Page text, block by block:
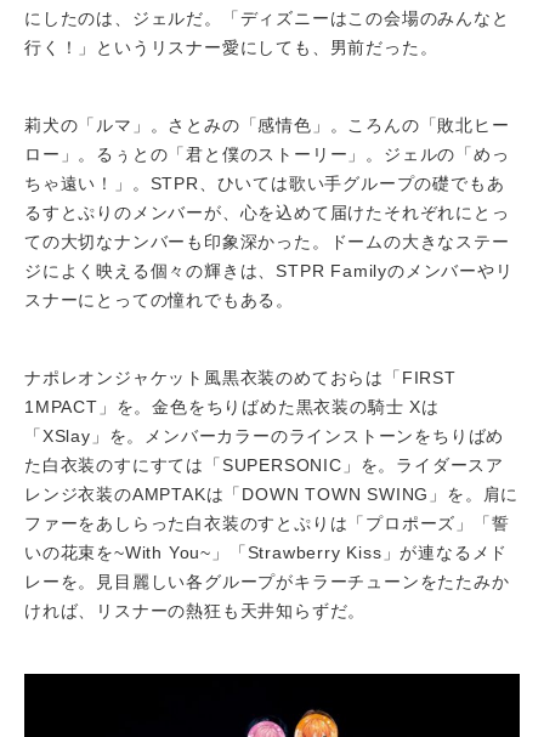
にしたのは、ジェルだ。「ディズニーはこの会場のみんなと
行く！」というリスナー愛にしても、男前だった。
莉犬の「ルマ」。さとみの「感情色」。ころんの「敗北ヒー
ロー」。るぅとの「君と僕のストーリー」。ジェルの「めっ
ちゃ遠い！」。STPR、ひいては歌い手グループの礎でもあ
るすとぷりのメンバーが、心を込めて届けたそれぞれにとっ
ての大切なナンバーも印象深かった。ドームの大きなステー
ジによく映える個々の輝きは、STPR Familyのメンバーやリ
スナーにとっての憧れでもある。
ナポレオンジャケット風黒衣装のめておらは「FIRST
1MPACT」を。金色をちりばめた黒衣装の騎士 Xは
「XSlay」を。メンバーカラーのラインストーンをちりばめ
た白衣装のすにすては「SUPERSONIC」を。ライダースア
レンジ衣装のAMPTAKは「DOWN TOWN SWING」を。肩に
ファーをあしらった白衣装のすとぷりは「プロポーズ」「誓
いの花束を~With You~」「Strawberry Kiss」が連なるメド
レーを。見目麗しい各グループがキラーチューンをたたみか
ければ、リスナーの熱狂も天井知らずだ。